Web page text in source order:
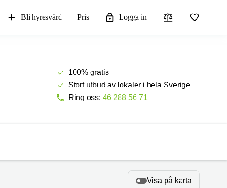
Bli hyresvärd Pris Logga in
100% gratis
Stort utbud av lokaler i hela Sverige
Ring oss: 46 288 56 71
Visa på karta